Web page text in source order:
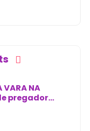
VARA NA
pregador
conjugal